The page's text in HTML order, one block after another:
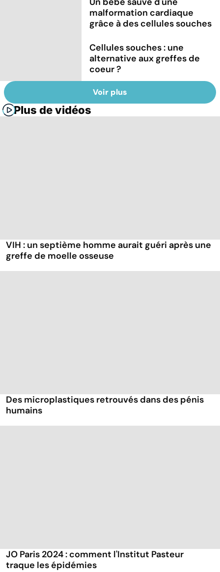
malformation cardiaque
grâce à des cellules souches
Cellules souches : une
alternative aux greffes de
coeur ?
Voir plus
Plus de vidéos
VIH : un septième homme aurait guéri après une
greffe de moelle osseuse
Des microplastiques retrouvés dans des pénis
humains
JO Paris 2024 : comment l'Institut Pasteur
traque les épidémies